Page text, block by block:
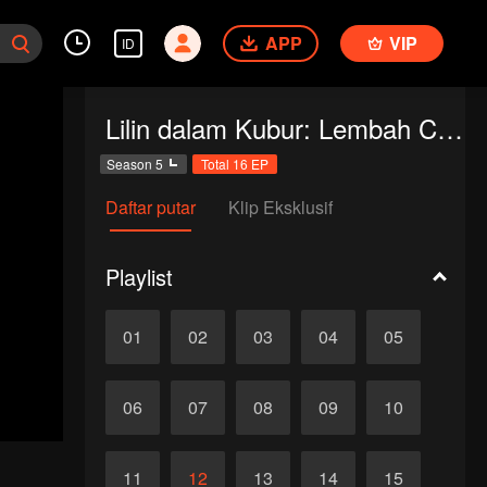
ID APP VIP
Lilin dalam Kubur: Lembah Cacing
Season 5 Total 16 EP
Daftar putar Klip Eksklusif
Playlist
01 02 03 04 05
06 07 08 09 10
11 12 13 14 15